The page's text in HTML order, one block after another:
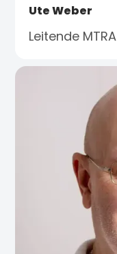
Ute Weber
Leitende MTRA